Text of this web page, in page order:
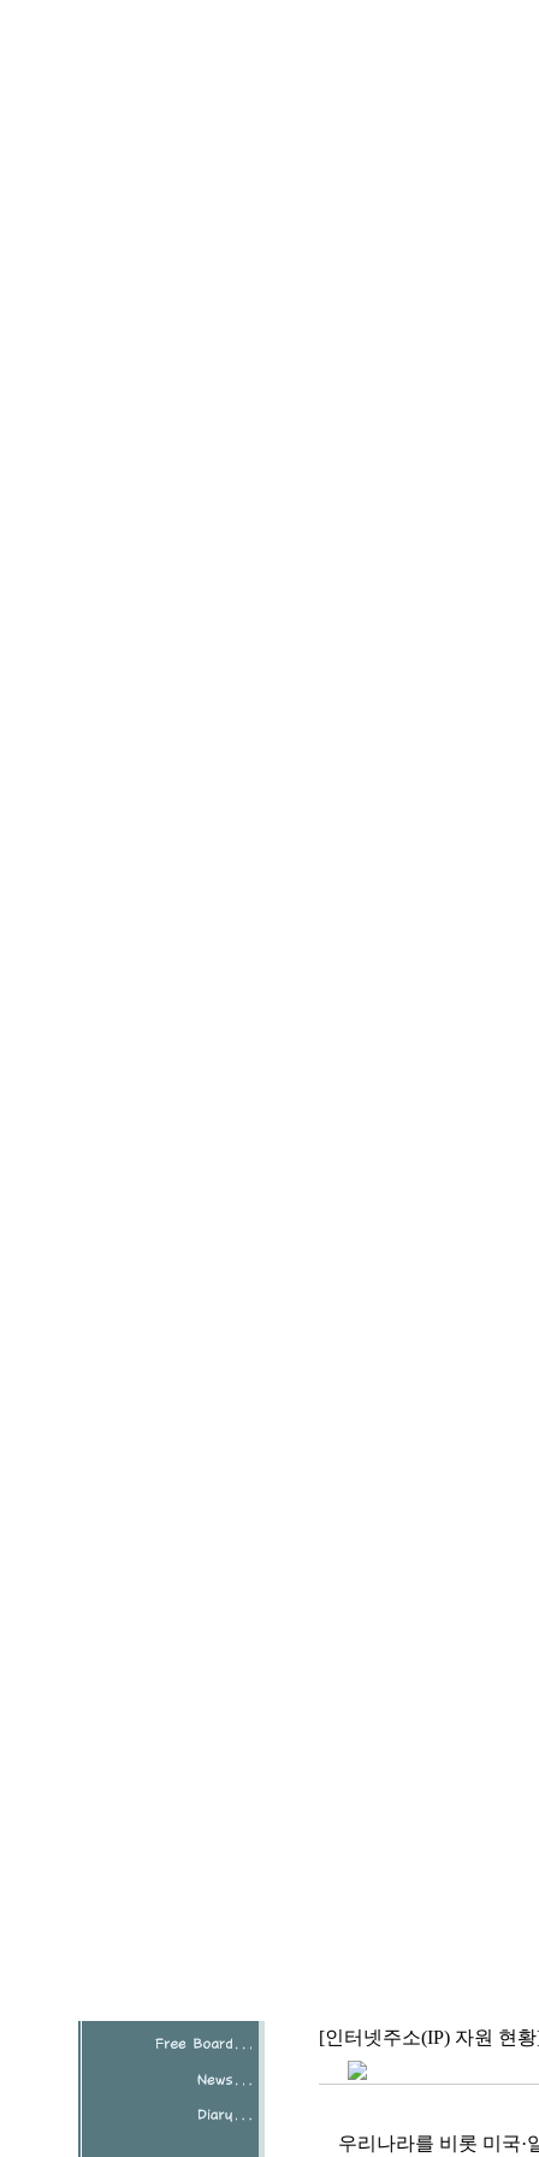
[인터넷주소(IP) 자원 현
우리나라를 비롯 미국·